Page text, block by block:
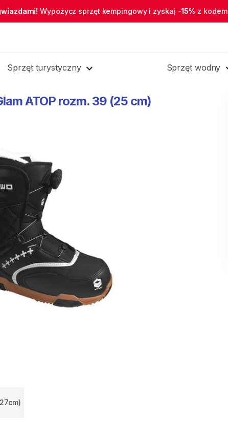
Wypożycz sprzęt kempingowy i zyskaj -15% z kodem
Sprzęt turystyczny Sprzęt wodny
ATOP rozm. 39 (25 cm)